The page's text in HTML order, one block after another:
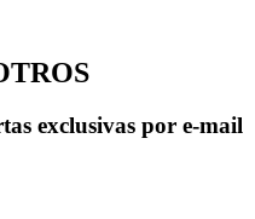
exclusivas por e-mail